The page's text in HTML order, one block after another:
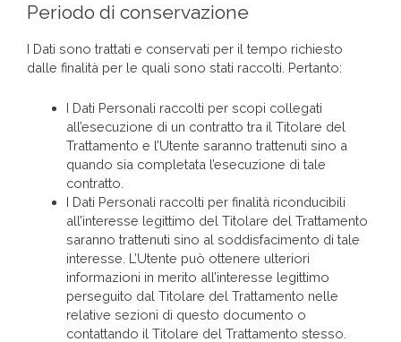
Periodo di conservazione
I Dati sono trattati e conservati per il tempo richiesto
dalle finalità per le quali sono stati raccolti. Pertanto:
I Dati Personali raccolti per scopi collegati
all’esecuzione di un contratto tra il Titolare del
Trattamento e l’Utente saranno trattenuti sino a
quando sia completata l’esecuzione di tale
contratto.
I Dati Personali raccolti per finalità riconducibili
all’interesse legittimo del Titolare del Trattamento
saranno trattenuti sino al soddisfacimento di tale
interesse. L’Utente può ottenere ulteriori
informazioni in merito all’interesse legittimo
perseguito dal Titolare del Trattamento nelle
relative sezioni di questo documento o
contattando il Titolare del Trattamento stesso.